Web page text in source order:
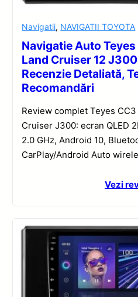
Navigatii, NAVIGATII TOYOTA
Navigatie Auto
Land Cruiser 12
Recenzie Detaliată,
Recomandări
Review complet Teyes
Cruiser J300: ecran QLED
2.0 GHz, Android 10,
CarPlay/Android Auto
Vezi